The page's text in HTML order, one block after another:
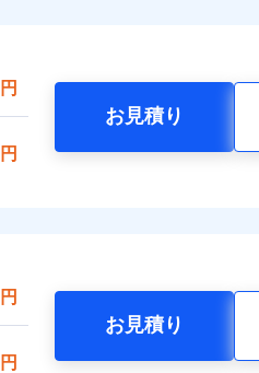
円
円
お見積り
円
円
お見積り